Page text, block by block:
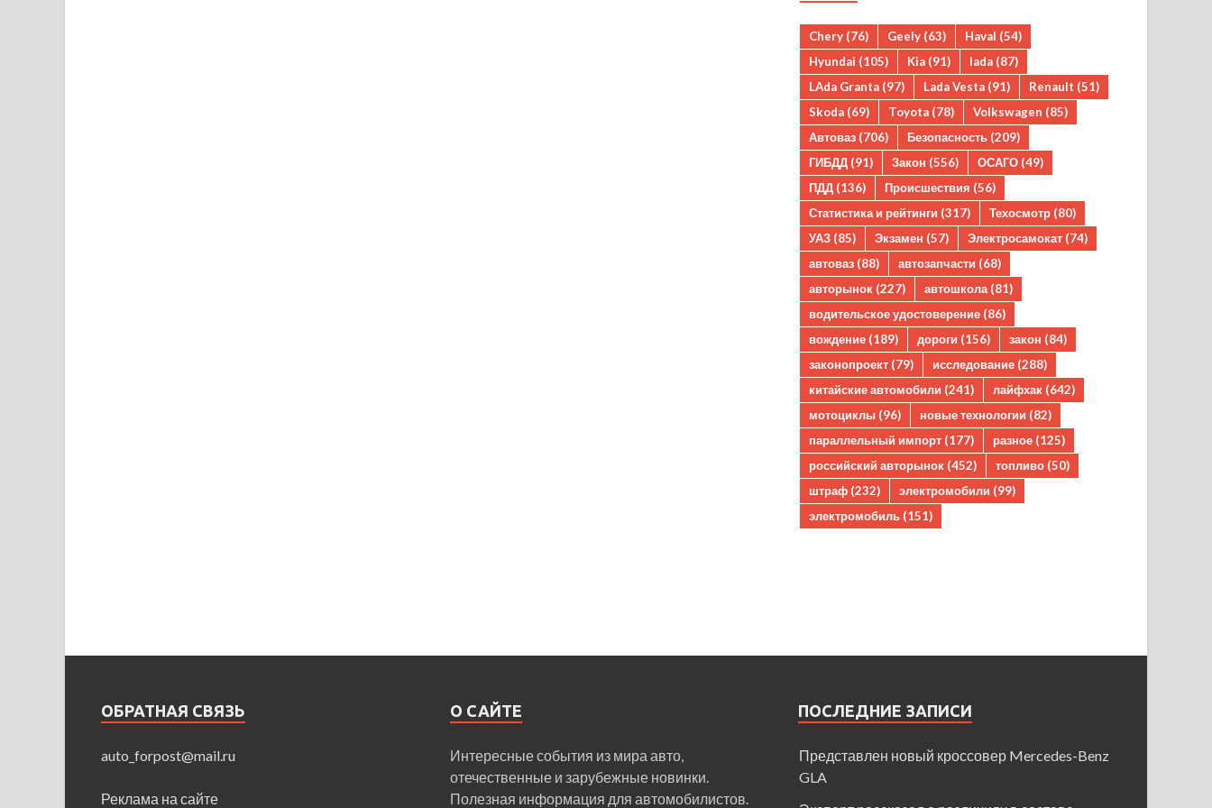
Chery (76) Geely (63) Haval (54)
Hyundai (105) Kia (91) lada (87)
LAda Granta (97) Lada Vesta (91) Renault (51)
Skoda (69) Toyota (78) Volkswagen (85)
Автоваз (706) Безопасность (209)
ГИБДД (91) Закон (556) ОСАГО (49)
ПДД (136) Происшествия (56)
Статистика и рейтинги (317) Техосмотр (80)
УАЗ (85) Экзамен (57) Электросамокат (74)
автоваз (88) автозапчасти (68)
авторынок (227) автошкола (81)
водительское удостоверение (86)
вождение (189) дороги (156) закон (84)
законопроект (79) исследование (288)
китайские автомобили (241) лайфхак (642)
мотоциклы (96) новые технологии (82)
параллельный импорт (177) разное (125)
российский авторынок (452) топливо (50)
штраф (232) электромобили (99)
электромобиль (151)
ОБРАТНАЯ СВЯЗЬ
auto_forpost@mail.ru
Реклама на сайте
О САЙТЕ
Интересные события из мира авто,
отечественные и зарубежные новинки.
Полезная информация для автомобилистов.
ПОСЛЕДНИЕ ЗАПИСИ
Представлен новый кроссовер Mercedes-Benz
GLA